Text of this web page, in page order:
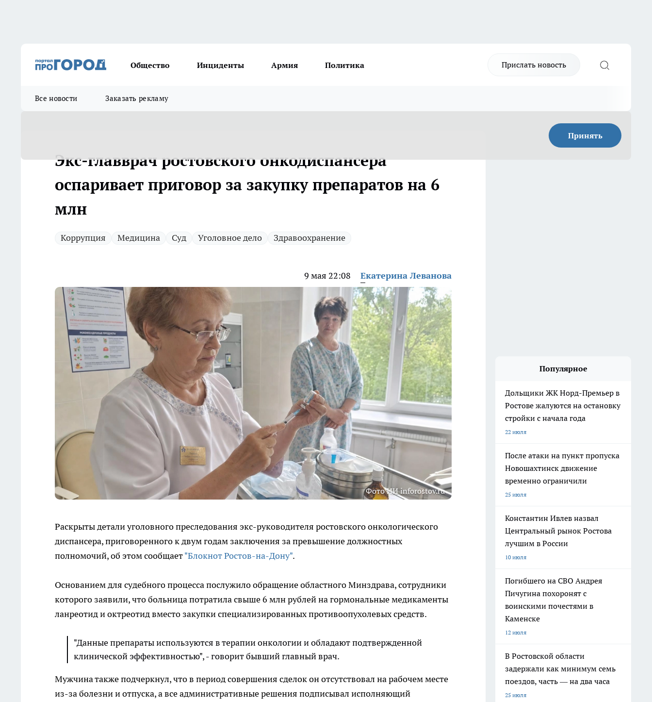
Общество Инциденты Армия Политика Прислать новость
Все новости Заказать рекламу
Принять
Экс-главврач ростовского онкодиспансера
оспаривает приговор за закупку препаратов на 6
млн
Коррупция Медицина Суд Уголовное дело Здравоохранение
9 мая 22:08 Екатерина Леванова
Фото ИИ inforostov.ru
Раскрыты детали уголовного преследования экс-руководителя ростовского онкологического
диспансера, приговоренного к двум годам заключения за превышение должностных
полномочий, об этом сообщает"Блокнот Ростов-на-Дону".
Основанием для судебного процесса послужило обращение областного Минздрава, сотрудники
которого заявили, что больница потратила свыше 6 млн рублей на гормональные медикаменты
ланреотид и октреотид вместо закупки специализированных противоопухолевых средств.
"Данные препараты используются в терапии онкологии и обладают подтвержденной
клинической эффективностью", - говорит бывший главный врач.
Мужчина также подчеркнул, что в период совершения сделок он отсутствовал на рабочем месте
из-за болезни и отпуска, а все административные решения подписывал исполняющий
Популярное
Дольщики ЖК Норд-Премьер в
Ростове жалуются на остановку
стройки с начала года
22 июля
После атаки на пункт пропуска
Новошахтинск движение
временно ограничили
25 июля
Константин Ивлев назвал
Центральный рынок Ростова
лучшим в России
10 июля
Погибшего на СВО Андрея
Пичугина похоронят с
воинскими почестями в
Каменске
12 июля
В Ростовской области
задержали как минимум семь
поездов, часть — на два часа
25 июля